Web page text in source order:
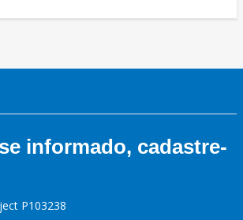
informado, cadastre-
P103238